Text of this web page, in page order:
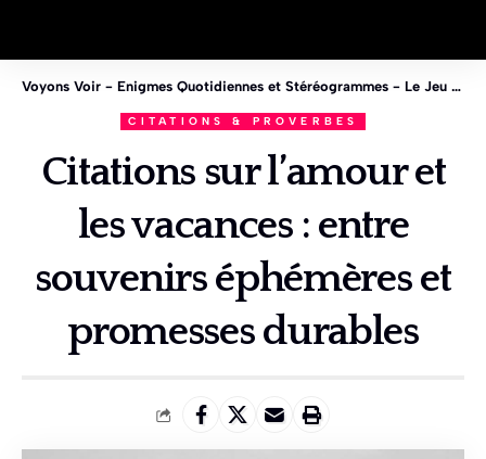
Voyons Voir - Enigmes Quotidiennes et Stéréogrammes - Le Jeu des 1%
CITATIONS & PROVERBES
Citations sur l’amour et
les vacances : entre
souvenirs éphémères et
promesses durables